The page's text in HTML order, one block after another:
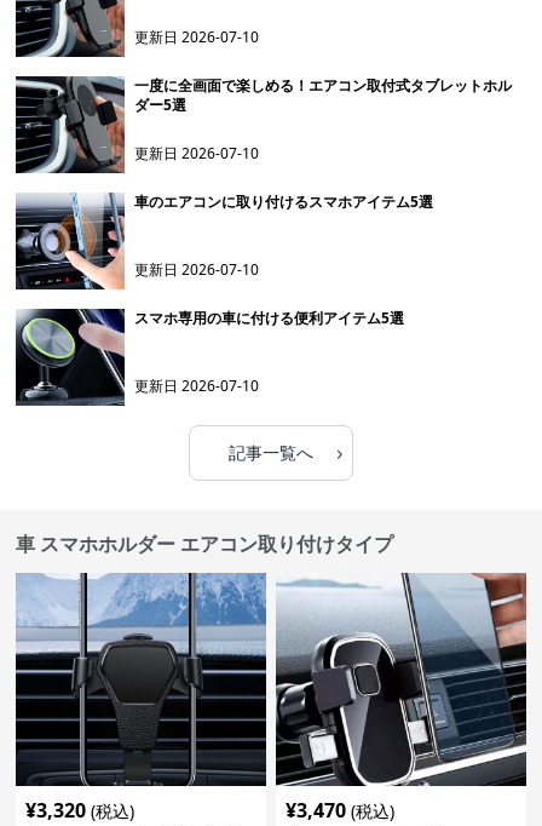
更新日2026-07-10
一度に全画面で楽しめる！エアコン取付式タブレットホル
ダー5選
更新日2026-07-10
車のエアコンに取り付けるスマホアイテム5選
更新日2026-07-10
スマホ専用の車に付ける便利アイテム5選
更新日2026-07-10
記事一覧へ ›
車 スマホホルダー エアコン取り付けタイプ
¥3,320 (税込) ¥3,470 (税込)